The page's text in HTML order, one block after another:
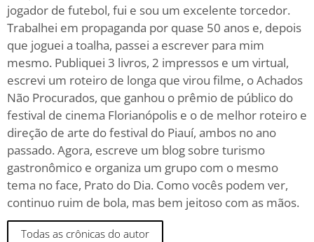
jogador de futebol, fui e sou um excelente torcedor.
Trabalhei em propaganda por quase 50 anos e, depois
que joguei a toalha, passei a escrever para mim
mesmo. Publiquei 3 livros, 2 impressos e um virtual,
escrevi um roteiro de longa que virou filme, o Achados
Não Procurados, que ganhou o prêmio de público do
festival de cinema Florianópolis e o de melhor roteiro e
direção de arte do festival do Piauí, ambos no ano
passado. Agora, escreve um blog sobre turismo
gastronômico e organiza um grupo com o mesmo
tema no face, Prato do Dia. Como vocês podem ver,
continuo ruim de bola, mas bem jeitoso com as mãos.
Todas as crônicas do autor